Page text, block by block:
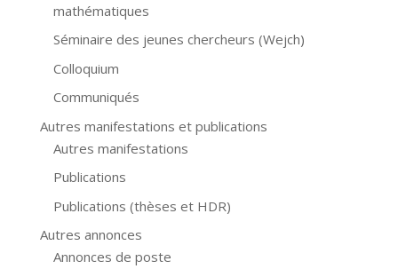
mathématiques
Séminaire des jeunes chercheurs (Wejch)
Colloquium
Communiqués
Autres manifestations et publications
Autres manifestations
Publications
Publications (thèses et HDR)
Autres annonces
Annonces de poste